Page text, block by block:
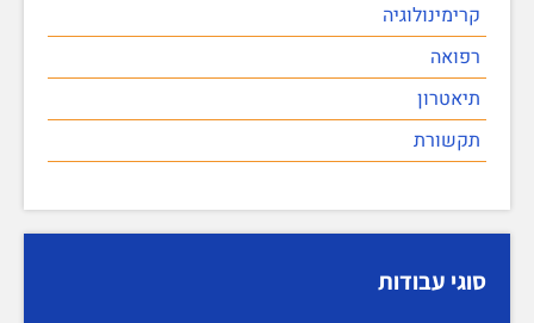
קרימינולוגיה
רפואה
תיאטרון
תקשורת
סוגי עבודות